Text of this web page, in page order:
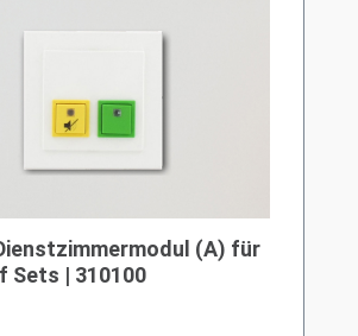
(A) für
Sets | 310100